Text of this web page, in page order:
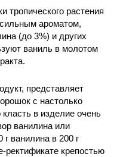
тропического растения
ароматом,
(до 3%) и других
ваниль в молотом
представляет
с настолько
в изделие очень
ванилина или
ванилина в 200 г
ректификате крепостью